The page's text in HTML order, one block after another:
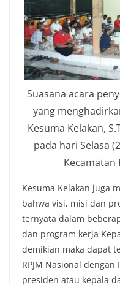
Suasana acara
yang
Kesuma Kelakan,
pada hari Selasa
Kesuma Kelakan juga
bahwa visi, misi dan
ternyata dalam
dan program kerja
demikian maka dapat
RPJM Nasional dengan
presiden atau kepala